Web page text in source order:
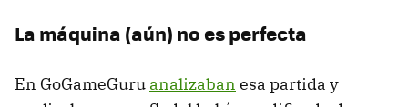
La máquina (aún) no es perfecta
En GoGameGuru analizaban esa partida y